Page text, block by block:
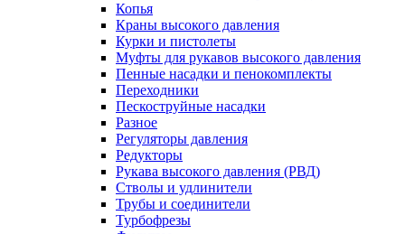
Копья
Краны высокого давления
Курки и пистолеты
Муфты для рукавов высокого давления
Пенные насадки и пенокомплекты
Переходники
Пескоструйные насадки
Разное
Регуляторы давления
Редукторы
Рукава высокого давления (РВД)
Стволы и удлинители
Трубы и соединители
Турбофрезы